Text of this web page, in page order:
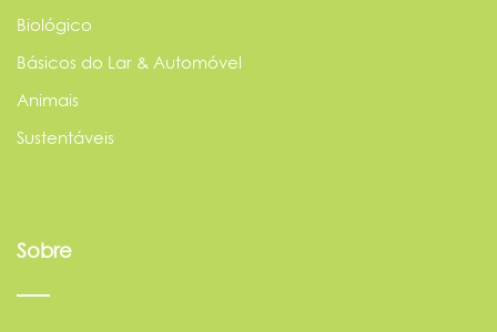
Biológico
Básicos do Lar & Automóvel
Animais
Sustentáveis
Sobre